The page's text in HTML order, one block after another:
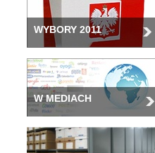
WYBORY 2011
W MEDIACH